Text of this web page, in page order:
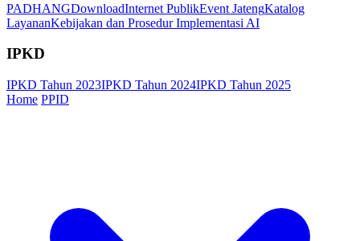
PADHANGDownloadInternet PublikEvent JatengKatalog
LayananKebijakan dan Prosedur Implementasi AI
IPKD
IPKD Tahun 2023IPKD Tahun 2024IPKD Tahun 2025
Home PPID